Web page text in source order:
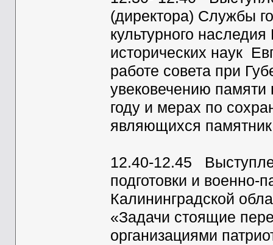
(директора) Службы
культурного
исторических наук
работе совета при
увековечению памяти
году и мерах по
являющихся
12.40-12.45
подготовки и военно-
Калининградской
«Задачи стоящие
организациями